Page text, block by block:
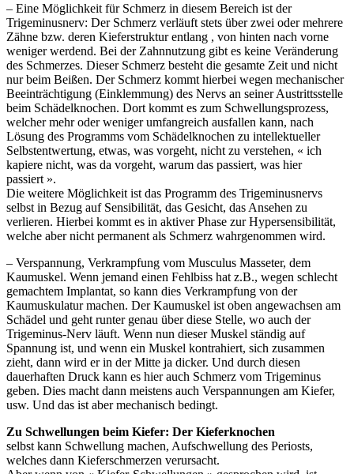
– Eine Möglichkeit für Schmerz in diesem Bereich ist der
Trigeminusnerv: Der Schmerz verläuft stets über zwei oder mehrere
Zähne bzw. deren Kieferstruktur entlang , von hinten nach vorne
weniger werdend. Bei der Zahnnutzung gibt es keine Veränderung
des Schmerzes. Dieser Schmerz besteht die gesamte Zeit und nicht
nur beim Beißen. Der Schmerz kommt hierbei wegen mechanischer
Beeinträchtigung (Einklemmung) des Nervs an seiner Austrittsstelle
beim Schädelknochen. Dort kommt es zum Schwellungsprozess,
welcher mehr oder weniger umfangreich ausfallen kann, nach
Lösung des Programms vom Schädelknochen zu intellektueller
Selbstentwertung, etwas, was vorgeht, nicht zu verstehen, « ich
kapiere nicht, was da vorgeht, warum das passiert, was hier
passiert ».
Die weitere Möglichkeit ist das Programm des Trigeminusnervs
selbst in Bezug auf Sensibilität, das Gesicht, das Ansehen zu
verlieren. Hierbei kommt es in aktiver Phase zur Hypersensibilität,
welche aber nicht permanent als Schmerz wahrgenommen wird.
– Verspannung, Verkrampfung vom Musculus Masseter, dem
Kaumuskel. Wenn jemand einen Fehlbiss hat z.B., wegen schlecht
gemachtem Implantat, so kann dies Verkrampfung von der
Kaumuskulatur machen. Der Kaumuskel ist oben angewachsen am
Schädel und geht runter genau über diese Stelle, wo auch der
Trigeminus-Nerv läuft. Wenn nun dieser Muskel ständig auf
Spannung ist, und wenn ein Muskel kontrahiert, sich zusammen
zieht, dann wird er in der Mitte ja dicker. Und durch diesen
dauerhaften Druck kann es hier auch Schmerz vom Trigeminus
geben. Dies macht dann meistens auch Verspannungen am Kiefer,
usw. Und das ist aber mechanisch bedingt.
Zu Schwellungen beim Kiefer: Der Kieferknochen
selbst kann Schwellung machen, Aufschwellung des Periosts,
welches dann Kieferschmerzen verursacht.